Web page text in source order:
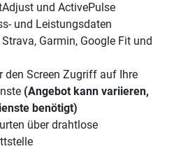
und ActivePulse
und Leistungsdaten
Garmin, Google Fit und
den Screen Zugriff auf Ihre
(Angebot kann variieren,
benötigt)
über drahtlose